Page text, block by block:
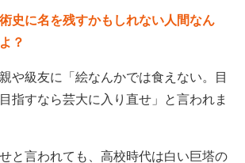
史に名を残すかもしれない人間なん
？
や級友に「絵なんかでは食えない。目
指すなら芸大に入り直せ」と言われま
と言われても、高校時代は白い巨塔の